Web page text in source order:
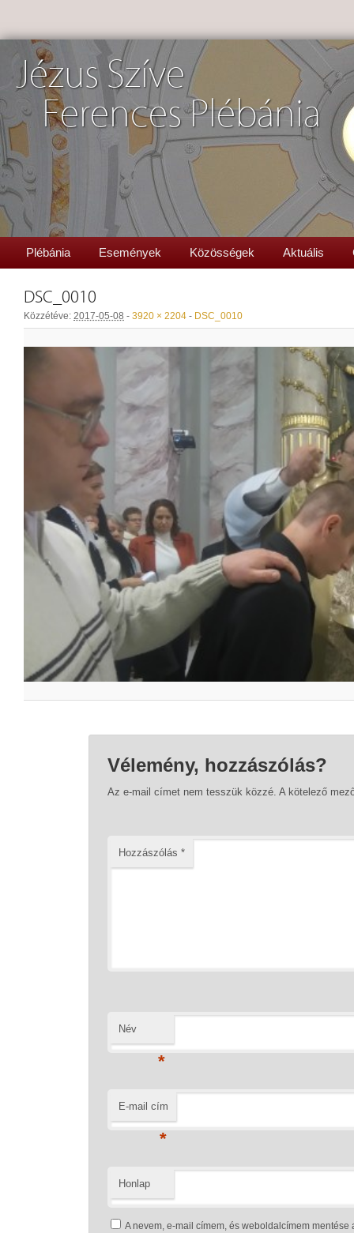
Jézus Szíve
Ferences Plébánia
Plébánia Események Közösségek Aktuális
DSC_0010
Közzétéve: 2017-05-08 - 3920 × 2204 - DSC_0010
Vélemény, hozzászólás?
Az e-mail címet nem tesszük közzé. A kötelező
Hozzászólás *
Név
*
E-mail cím
*
Honlap
A nevem, e-mail címem, és weboldalcímem